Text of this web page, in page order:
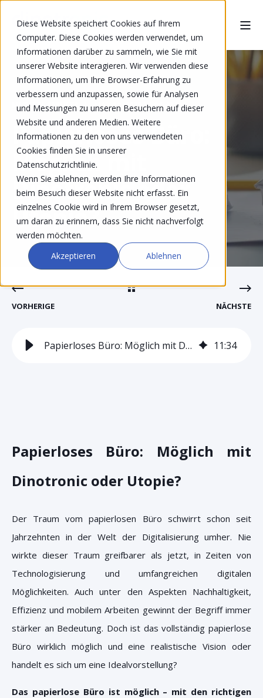
Diese Website speichert Cookies auf Ihrem
Computer. Diese Cookies werden verwendet, um
Informationen darüber zu sammeln, wie Sie mit
unserer Website interagieren. Wir verwenden diese
Informationen, um Ihre Browser-Erfahrung zu
verbessern und anzupassen, sowie für Analysen
und Messungen zu unseren Besuchern auf dieser
Website und anderen Medien. Weitere
Informationen zu den von uns verwendeten
Cookies finden Sie in unserer
Datenschutzrichtlinie.
Wenn Sie ablehnen, werden Ihre Informationen
beim Besuch dieser Website nicht erfasst. Ein
einzelnes Cookie wird in Ihrem Browser gesetzt,
um daran zu erinnern, dass Sie nicht nachverfolgt
werden möchten.
Akzeptieren
Ablehnen
MICHAEL FREULER MAY 12, 2025 12:06:40 PM
Papierloses Büro:
Möglich mit
Dinotronic oder
Utopie?
VORHERIGE NÄCHSTE
Papierloses Büro: Möglich mit Dinotronic oder Utopie? 11:34
Papierloses Büro: Möglich mit
Dinotronic oder Utopie?
Der Traum vom papierlosen Büro schwirrt schon seit
Jahrzehnten in der Welt der Digitalisierung umher. Nie
wirkte dieser Traum greifbarer als jetzt, in Zeiten von
Technologisierung und umfangreichen digitalen
Möglichkeiten. Auch unter den Aspekten Nachhaltigkeit,
Effizienz und mobilem Arbeiten gewinnt der Begriff immer
stärker an Bedeutung. Doch ist das vollständig papierlose
Büro wirklich möglich und eine realistische Vision oder
handelt es sich um eine Idealvorstellung?
Das papierlose Büro ist möglich – mit den richtigen